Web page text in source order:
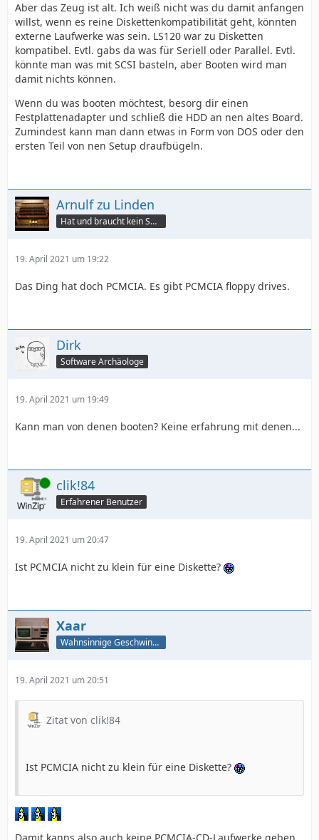
Aber das Zeug ist alt. Ich weiß nicht was du damit anfangen
willst, wenn es reine Diskettenkompatibilität geht, könnten
externe Laufwerke was sein. LS120 war zu Disketten
kompatibel. Evtl. gabs da was für Seriell oder Parallel. Evtl.
könnte man was mit SCSI basteln, aber Booten wird man
damit nichts können.
Wenn du was booten möchtest, besorg dir einen
Festplattenadapter und schließ die HDD an nen altes Board.
Zumindest kann man dann etwas in Form von DOS oder den
ersten Teil von nen Setup draufbügeln.
Arnulf zu Linden
Hat und braucht kein Smartphone!
19. April 2021 um 19:22
Das Ding hat doch PCMCIA. Es gibt PCMCIA floppy drives.
Dirk
Software Archäologe
19. April 2021 um 19:49
Kann man von denen booten? Keine erfahrung mit denen...
Online clik!84
Erfahrener Benutzer
19. April 2021 um 20:47
Ist PCMCIA nicht zu klein für eine Diskette?
Xaar
Wahnsinnige Geschwindigkeit - und los!
19. April 2021 um 20:51
Zitat von clik!84
Ist PCMCIA nicht zu klein für eine Diskette?